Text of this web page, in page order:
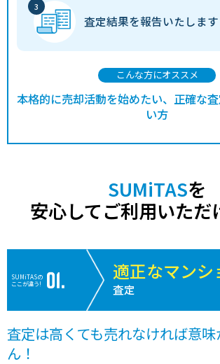
査定結果を報告いたします
こんな方にオススメ
本格的に売却活動を始めたい、正確な
い方
SUMiTASを
安心してご利用いただ
SUMiTASの
ここが違う!
適正なマンシ
査定
査定は高くても売れなければ意
ん！